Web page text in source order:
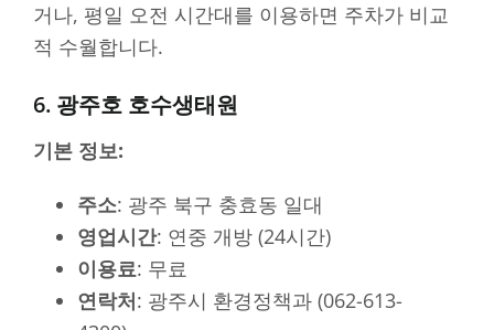
거나, 평일 오전 시간대를 이용하면 주차가 비교
적 수월합니다.
6. 광주호 호수생태원
기본 정보:
주소: 광주 북구 충효동 일대
영업시간: 연중 개방 (24시간)
이용료: 무료
연락처: 광주시 환경정책과 (062-613-